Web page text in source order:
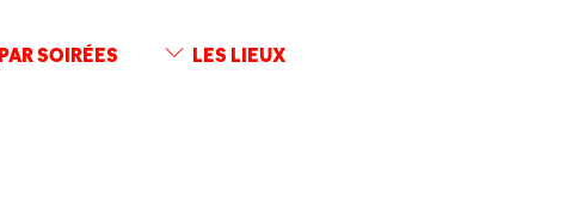
PAR SOIRÉES LES LIEUX